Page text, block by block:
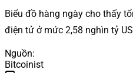
Biểu đồ hàng ngày cho thấy
điện tử ở mức 2,58 nghìn tỷ
Nguồn:
Bitcoinist